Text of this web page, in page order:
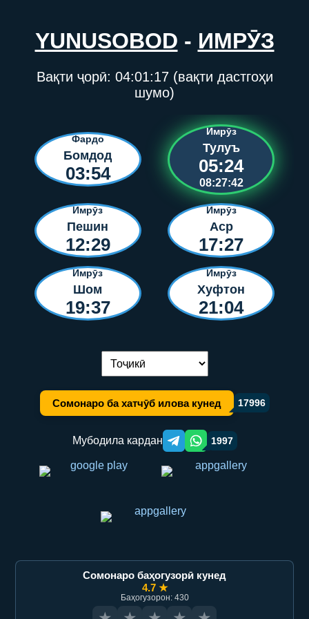
YUNUSOBOD - ИМРӮЗ
Вақти ҷорӣ: 04:01:17(вақти дастгоҳи
шумо)
Фардо
Бомдод
03:54
Имрӯз
Тулуъ
05:24
08:27:42
Имрӯз
Пешин
12:29
Имрӯз
Аср
17:27
Имрӯз
Шом
19:37
Имрӯз
Хуфтон
21:04
Иваз кардани забон:
Сомонаро ба хатчӯб илова кунед 17996
Мубодила кардан Telegram orqali ulashish
WhatsApp orqali ulashish
1997
Сомонаро баҳогузорӣ кунед
4.7 ★
Баҳогузорон: 430